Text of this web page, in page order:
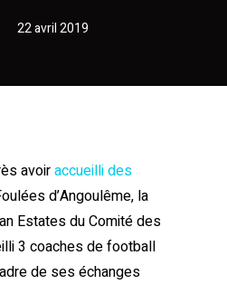
22 avril 2019
avoiraccueilli des
d’Angoulême, la
Estates du Comité des
3 coaches de football
de ses échanges